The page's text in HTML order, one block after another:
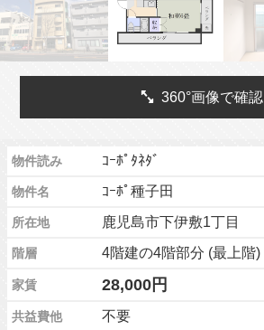
360°画像で確認
物件読み ｺｰﾎﾟﾀﾈﾀﾞ
物件名 ｺｰﾎﾟ種子田
所在地 鹿児島市下伊敷1丁目
階層 4階建の4階部分 (最上階)
家賃 28,000円
共益費他 不要